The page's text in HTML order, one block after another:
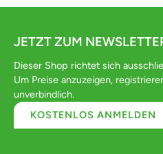
JETZT ZUM
Dieser Shop richtet sich
Um Preise anzuzeigen,
unverbindlich.
KOSTENLOS ANMELDEN